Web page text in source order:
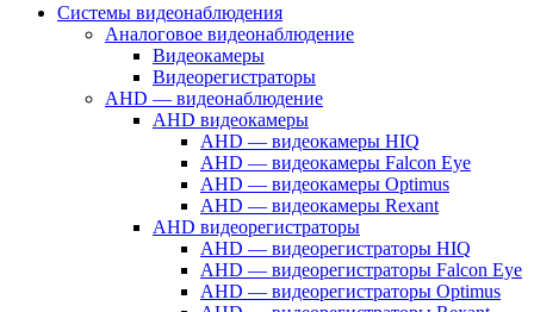
Системы видеонаблюдения
Аналоговое видеонаблюдение
Видеокамеры
Видеорегистраторы
AHD — видеонаблюдение
AHD видеокамеры
AHD — видеокамеры HIQ
AHD — видеокамеры Falcon Eye
AHD — видеокамеры Optimus
AHD — видеокамеры Rexant
AHD видеорегистраторы
AHD — видеорегистраторы HIQ
AHD — видеорегистраторы Falcon Eye
AHD — видеорегистраторы Optimus